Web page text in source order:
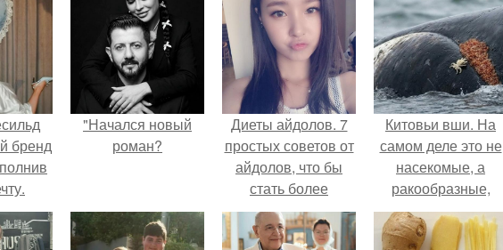
бренд
"Начался новый
роман?
Диеты айдолов. 7
простых советов от
айдолов, что бы
стать более
привлекательными
Китовьи вши. На
самом деле это не
насекомые, а
ракообразные,
относящиеся к
бокоплавам.